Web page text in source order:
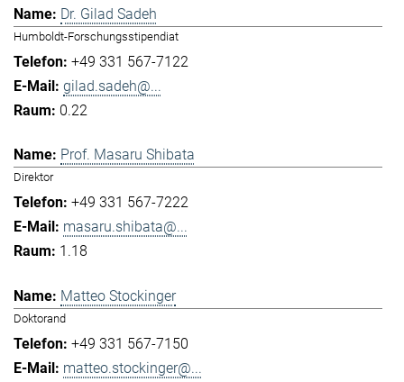
Dr. Gilad Sadeh
Humboldt-Forschungsstipendiat
+49 331 567-7122
gilad.sadeh@...
0.22
Prof. Masaru Shibata
Direktor
+49 331 567-7222
masaru.shibata@...
1.18
Matteo Stockinger
Doktorand
+49 331 567-7150
matteo.stockinger@...